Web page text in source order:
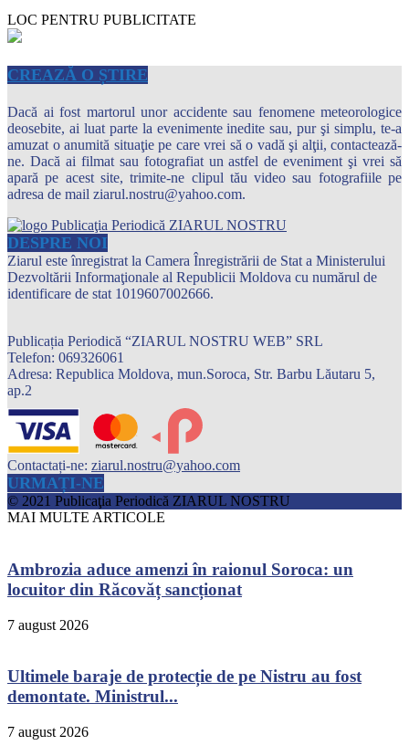
LOC PENTRU PUBLICITATE
CREAZĂ O ȘTIRE
Dacă ai fost martorul unor accidente sau fenomene meteorologice
deosebite, ai luat parte la evenimente inedite sau, pur şi simplu, te-a
amuzat o anumită situaţie pe care vrei să o vadă şi alţii, contactează-
ne. Dacă ai filmat sau fotografiat un astfel de eveniment şi vrei să
apară pe acest site, trimite-ne clipul tău video sau fotografiile pe
adresa de mail ziarul.nostru@yahoo.com.
DESPRE NOI
Ziarul este înregistrat la Camera Înregistrării de Stat a Ministerului
Dezvoltării Informaţionale al Republicii Moldova cu numărul de
identificare de stat 1019607002666.
Publicația Periodică “ZIARUL NOSTRU WEB” SRL
Telefon: 069326061
Adresa: Republica Moldova, mun.Soroca, Str. Barbu Lăutaru 5,
ap.2
Contactați-ne: ziarul.nostru@yahoo.com
URMAȚI-NE
© 2021 Publicaţia Periodică ZIARUL NOSTRU
MAI MULTE ARTICOLE
Ambrozia aduce amenzi în raionul Soroca: un
locuitor din Răcovăț sancționat
7 august 2026
Ultimele baraje de protecție de pe Nistru au fost
demontate. Ministrul...
7 august 2026